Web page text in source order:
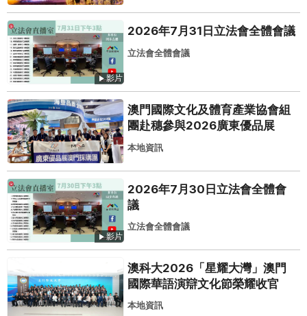
影片
2026年7月31日立法會全體會議
立法會全體會議
澳門國際文化及體育產業協會組
團赴穗參與2026廣東優品展
本地資訊
影片
2026年7月30日立法會全體會
議
立法會全體會議
澳科大2026「星耀大灣」澳門
國際華語演辯文化節榮耀收官
本地資訊